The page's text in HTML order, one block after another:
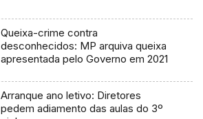
Queixa-crime contra
desconhecidos: MP arquiva queixa
apresentada pelo Governo em 2021
Arranque ano letivo: Diretores
pedem adiamento das aulas do 3º